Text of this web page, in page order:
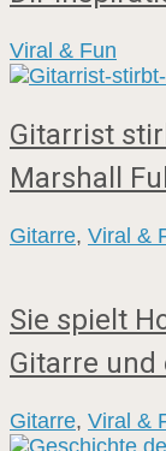
Viral & Fun
Gitarrist
Marshall
Gitarre, Viral &
Sie spielt
Gitarre
Gitarre, Viral &